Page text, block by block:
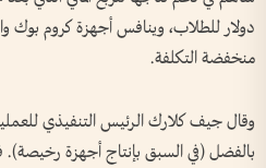
دولار للطلاب، ⁠وينافس أجهزة كروم بوك
منخفضة التكلفة.
وقال جيف كلارك الرئيس التنفيذي
بالفضل (في السبق بإنتاج أجهزة